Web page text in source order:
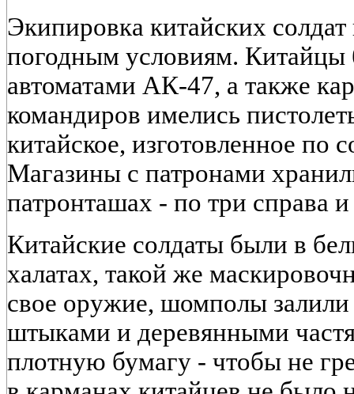
Экипировка китайских солдат
погодным условиям.
автоматами АК-47, а также
командиров имелись
китайское, изготовленное по
Магазины с патронами
патронташах - по три справа и
Китайские солдаты были в
халатах, такой же
свое оружие, шомполы
штыками и деревянными
плотную бумагу - чтобы не